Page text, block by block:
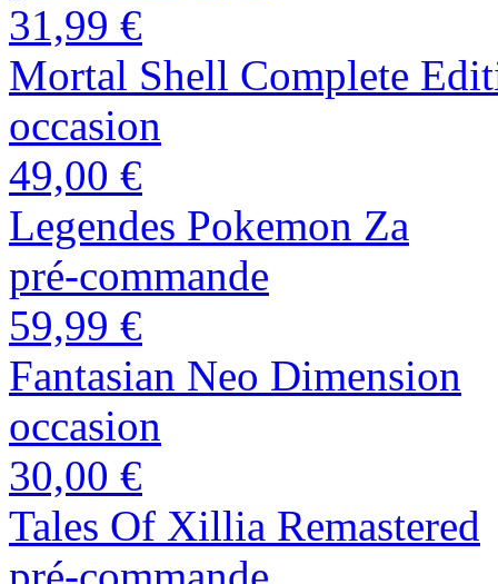
31,99 €
Mortal Shell Complete
occasion
49,00 €
Legendes Pokemon Za
pré-commande
59,99 €
Fantasian Neo Dimension
occasion
30,00 €
Tales Of Xillia Remastered